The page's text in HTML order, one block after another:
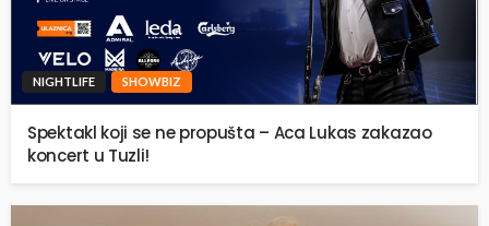
NIGHTLIFE SHOWBIZ
Spektakl koji se ne propušta – Aca Lukas zakazao
koncert u Tuzli!